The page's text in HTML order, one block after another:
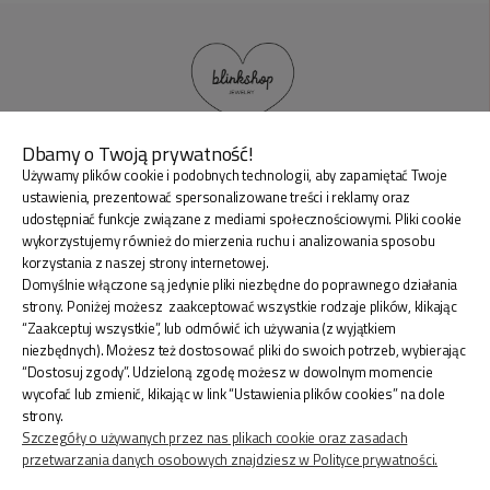
Czy stal chirurgiczna uczula?
- Nie, Jest hipoalergiczna – mogą ją nosić osoby
✅Czy stal chirurgiczna zmienia kolor?
-Nie, jest odporna na utlenianie –nie zmienia
koloru w trakcie użytkowania. Biżuteria ze stali
posiada swoją własną ochronę UV, która
uniemożliwia zmiany kolorystyczne spowodowane
między innymi wpływem światła.
✅Czy stal chirurgiczna rdzewieje?
-Nie, Jest odporna na korozję– nie rdzewieje.
✅Jak wygląda złocenie stali?
BLINK SHOP Joanna Pradellok, Dominów ul. Brylantowa
18 20-388 Lublin Polska
ZAKUPY
INFORMACJE
KONTO
Dbamy o Twoją prywatność!
Używamy plików cookie i podobnych technologii, aby zapamiętać Twoje
ustawienia, prezentować spersonalizowane treści i reklamy oraz
udostępniać funkcje związane z mediami społecznościowymi. Pliki cookie
wykorzystujemy również do mierzenia ruchu i analizowania sposobu
korzystania z naszej strony internetowej.
Domyślnie włączone są jedynie pliki niezbędne do poprawnego działania
strony. Poniżej możesz zaakceptować wszystkie rodzaje plików, klikając
“Zaakceptuj wszystkie”, lub odmówić ich używania (z wyjątkiem
niezbędnych). Możesz też dostosować pliki do swoich potrzeb, wybierając
“Dostosuj zgody”. Udzieloną zgodę możesz w dowolnym momencie
wycofać lub zmienić, klikając w link “Ustawienia plików cookies” na dole
strony.
Szczegóły o używanych przez nas plikach cookie oraz zasadach
przetwarzania danych osobowych znajdziesz w Polityce prywatności.